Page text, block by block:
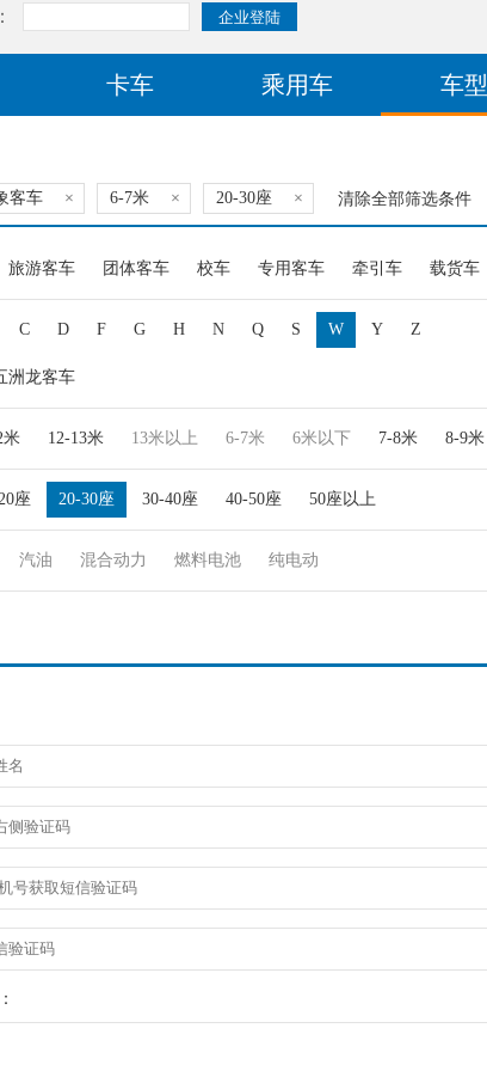
卡车 乘用车 车型
客车 × 6-7米 × 20-30座 × 清除全部筛选条件
旅游客车 团体客车 校车 专用客车 牵引车 载货车
C D F G H N Q S W Y Z
洲龙客车
米 12-13米 13米以上 6-7米 6米以下 7-8米 8-9米
座 20-30座 30-40座 40-50座 50座以上
汽油 混合动力 燃料电池 纯电动